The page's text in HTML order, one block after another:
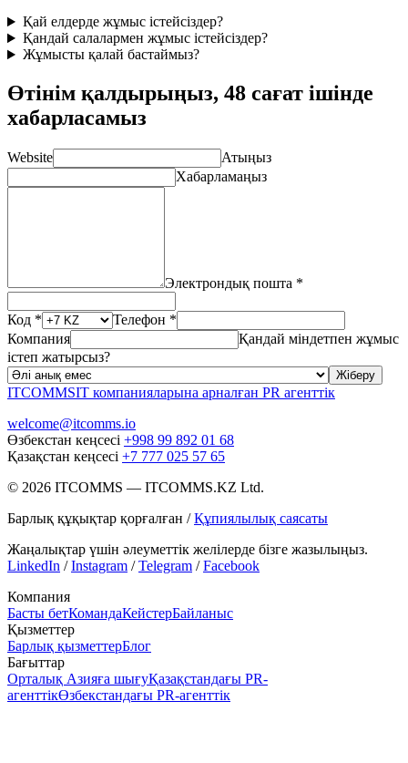
Қай елдерде жұмыс істейсіздер?
Қандай салалармен жұмыс істейсіздер?
Жұмысты қалай бастаймыз?
Өтінім қалдырыңыз, 48 сағат ішінде
хабарласамыз
Website
Атыңыз
Хабарламаңыз
Электрондық пошта *
Код *
Телефон *
Компания
Қандай міндетпен жұмыс
істеп жатырсыз?
Жіберу
ITCOMMSIT компанияларына арналған PR агенттік
welcome@itcomms.io
Өзбекстан кеңсесі +998 99 892 01 68
Қазақстан кеңсесі +7 777 025 57 65
© 2026 ITCOMMS — ITCOMMS.KZ Ltd.
Барлық құқықтар қорғалған / Құпиялылық саясаты
Жаңалықтар үшін әлеуметтік желілерде бізге жазылыңыз.
LinkedIn /Instagram /Telegram /Facebook
Компания
Басты бетКомандаКейстерБайланыс
Қызметтер
Барлық қызметтерБлог
Бағыттар
Орталық Азияға шығуҚазақстандағы PR-
агенттікӨзбекстандағы PR-агенттік